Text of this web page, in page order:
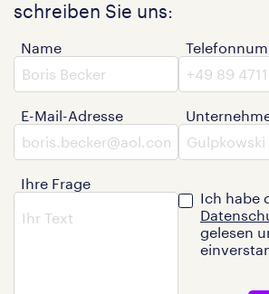
schreiben Sie uns:
Name
E-Mail-Adresse
Ihre Frage
Ich habe
gelesen